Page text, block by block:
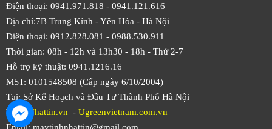
Điện thoại: 0941.971.818 - 0941.121.616
Địa chỉ:7B Trung Kính - Yên Hòa - Hà Nội
Điện thoại: 0912.828.081 - 0988.530.911
Thời gian: 08h - 12h và 13h30 - 18h - Thứ 2-7
Hỗ trợ kỹ thuật: 0941.1216.16
MST: 0101548508 (Cấp ngày 6/10/2004)
Tại: Sở Kế Hoạch và Đầu Tư Thành Phố Hà Nội
Web:Nhattin.vn - Ugreenvietnam.com.vn
Email: maytinhnhattin@gmail.com